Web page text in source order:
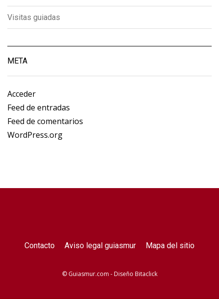
Visitas guiadas
META
Acceder
Feed de entradas
Feed de comentarios
WordPress.org
Contacto Aviso legal guiasmur Mapa del sitio
© Guiasmur.com - Diseño Bitaclick